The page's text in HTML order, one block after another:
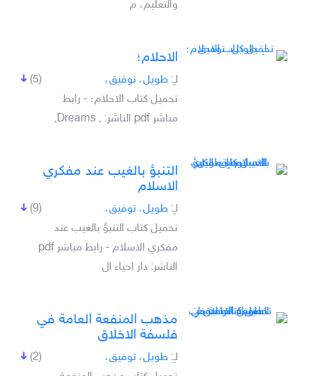
والتعليم، م
الاحلام؛
(5) لـِ: ‏طويل، توفيق،
تحميل كتاب الاحلام؛ - رابط
مباشر pdf الناشر: , Dreams,
التنبؤ بالغيب عند مفكري
الاسلام
(9) لـِ: طويل، توفيق،
تحميل كتاب التنبؤ بالغيب عند
مفكري الاسلام - رابط مباشر pdf
الناشر: دار احياء ال
مذهب المنفعة العامة في
فلسفة الاخلاق
(2) لـِ: طويل، توفيق،